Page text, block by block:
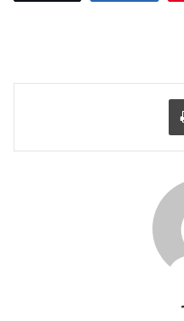
طباعة